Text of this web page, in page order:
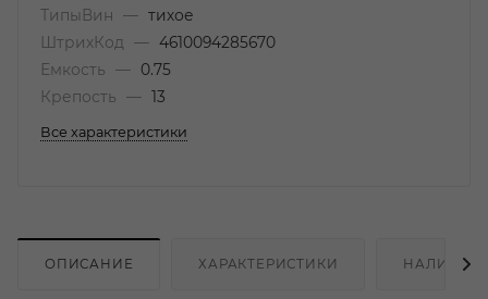
ТипыВин
— тихое
ШтрихКод
— 4610094285670
Емкость
—
0.75
Крепость
— 13
Все характеристики
ОПИСАНИЕ ХАРАКТЕРИСТИКИ НАЛИЧИЕ